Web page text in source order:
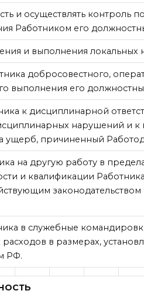
и осуществлять контроль
Работником его
и выполнения локальных
добросовестного,
выполнения его
к дисциплинарной
нарушений и к
ущерб, причиненный
на другую работу в
и квалификации Работника
в служебные
в размерах,
РФ.